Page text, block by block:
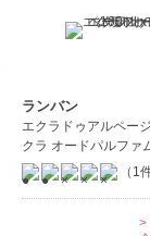
ランバン
エクラドゥアルペー
クラ オードパルファ
（1